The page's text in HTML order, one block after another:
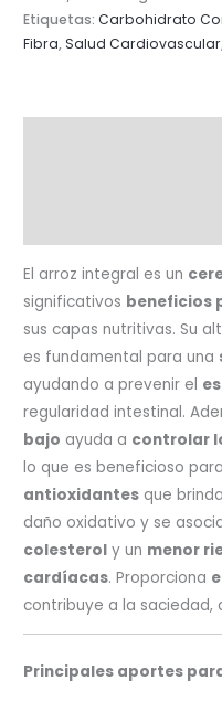
Etiquetas:Carbohidrato
Fibra,Salud Cardiovascular
El arroz integral es un
significativos beneficios
sus capas nutritivas. Su
es fundamental para una
ayudando a prevenir el
regularidad intestinal.
bajo ayuda a controlar
lo que es beneficioso
antioxidantes que
daño oxidativo y se
colesterol y un menor
cardíacas. Proporciona
contribuye a la saciedad,
Principales aportes